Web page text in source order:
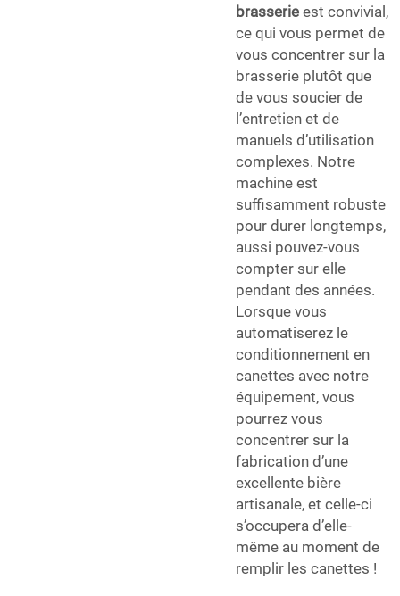
brasserie est convivial,
ce qui vous permet de
vous concentrer sur la
brasserie plutôt que
de vous soucier de
l’entretien et de
manuels d’utilisation
complexes. Notre
machine est
suffisamment robuste
pour durer longtemps,
aussi pouvez-vous
compter sur elle
pendant des années.
Lorsque vous
automatiserez le
conditionnement en
canettes avec notre
équipement, vous
pourrez vous
concentrer sur la
fabrication d’une
excellente bière
artisanale, et celle-ci
s’occupera d’elle-
même au moment de
remplir les canettes !